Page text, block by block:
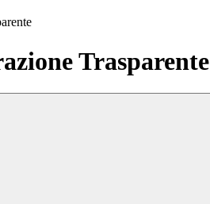
Trasparente